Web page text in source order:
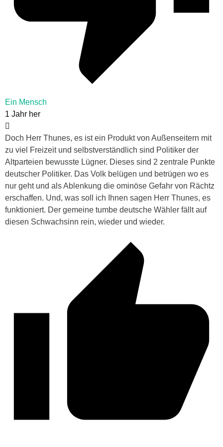
Ein Mensch
1 Jahr her
Doch Herr Thunes, es ist ein Produkt von Außenseitern mit
zu viel Freizeit und selbstverständlich sind Politiker der
Altparteien bewusste Lügner. Dieses sind 2 zentrale Punkte
deutscher Politiker. Das Volk belügen und betrügen wo es
nur geht und als Ablenkung die ominöse Gefahr von Rächtz
erschaffen. Und, was soll ich Ihnen sagen Herr Thunes, es
funktioniert. Der gemeine tumbe deutsche Wähler fällt auf
diesen Schwachsinn rein, wieder und wieder.